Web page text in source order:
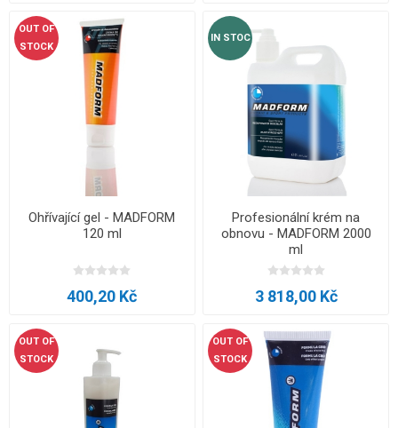
OUT OF
STOCK
Ohřívající gel - MADFORM
120 ml
400,20 Kč
IN STOC
Profesionální krém na
obnovu - MADFORM 2000
ml
3 818,00 Kč
OUT OF
STOCK
OUT OF
STOCK